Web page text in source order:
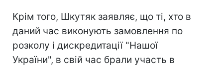
Крім того, Шкутяк заявляє, що ті, хто в
даний час виконують замовлення по
розколу і дискредитації "Нашої
України", в свій час брали участь в